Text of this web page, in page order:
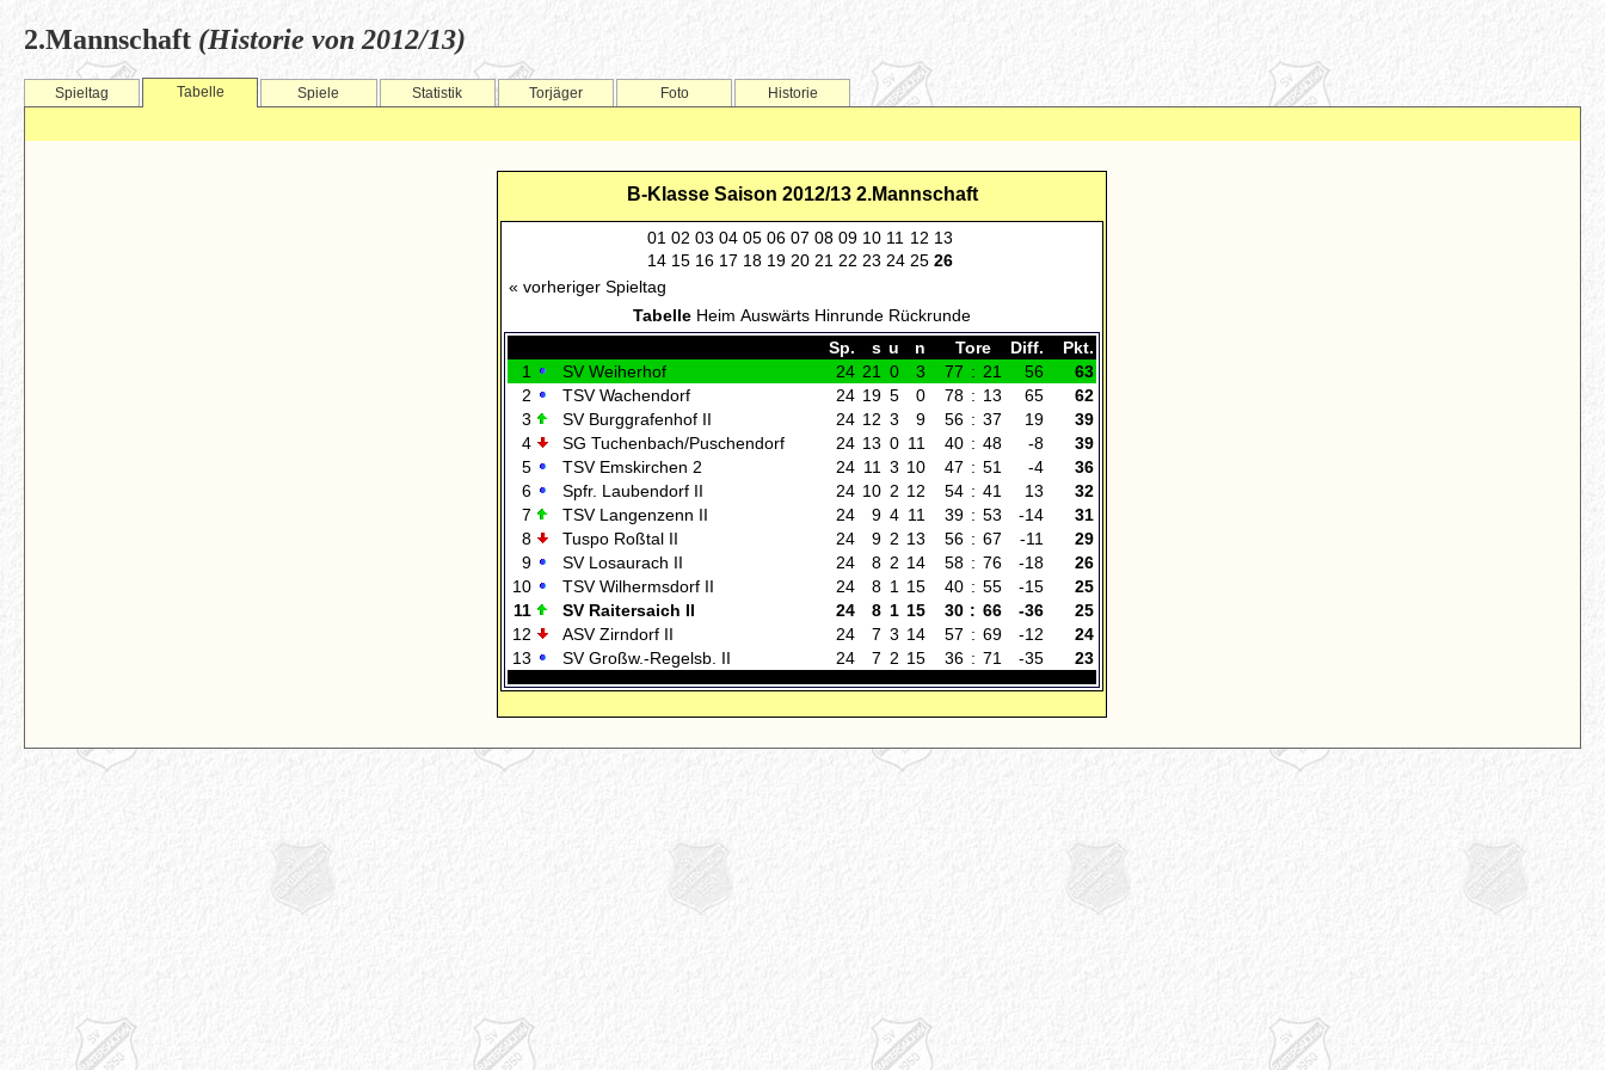
2.Mannschaft (Historie von 2012/13)
Spieltag Tabelle Spiele Statistik Torjäger Foto Historie
B-Klasse Saison 2012/13 2.Mannschaft
01 02 03 04 05 06 07 08 09 10 11 12 13
14 15 16 17 18 19 20 21 22 23 24 25 26
« vorheriger Spieltag
Tabelle Heim Auswärts Hinrunde Rückrunde
Sp.
s u n Tore Diff.
Pkt.
1
SV Weiherhof 24 21 0 3 77 : 21 56
63
2
TSV Wachendorf 24 19 5 0 78 : 13 65
62
3
SV Burggrafenhof II 24 12 3 9 56 : 37 19
39
4
SG Tuchenbach/Puschendorf 24 13 0 11 40 : 48 -8
39
5
TSV Emskirchen 2 24 11 3 10 47 : 51 -4
36
6
Spfr. Laubendorf II 24 10 2 12 54 : 41 13
32
7
TSV Langenzenn II 24 9 4 11 39 : 53 -14
31
8
Tuspo Roßtal II 24 9 2 13 56 : 67 -11
29
9
SV Losaurach II 24 8 2 14 58 : 76 -18
26
10
TSV Wilhermsdorf II 24 8 1 15 40 : 55 -15
25
11
SV Raitersaich II 24 8 1 15 30 : 66 -36
25
12
ASV Zirndorf II 24 7 3 14 57 : 69 -12
24
13
SV Großw.-Regelsb. II 24 7 2 15 36 : 71 -35 23